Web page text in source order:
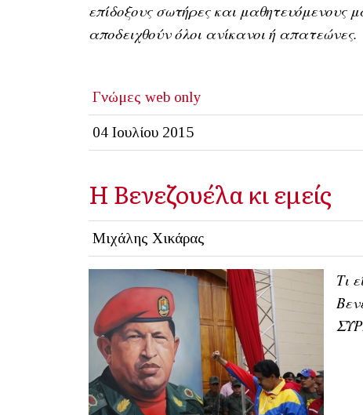
επίδοξους σωτήρες και μαθητευόμενους
αποδειχθούν όλοι ανίκανοι ή απατεώνες.
Γνώμες web only
04 Ιουλίου 2015
Η Βενεζουέλα κι εμείς
Μιχάλης Χικάρας
Τι